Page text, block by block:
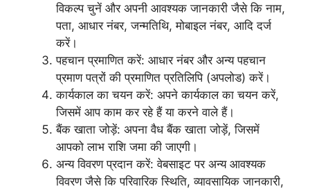
विकल्प चुनें और अपनी आवश्यक जानकारी जैसे कि नाम,
पता, आधार नंबर, जन्मतिथि, मोबाइल नंबर, आदि दर्ज
करें।
पहचान प्रमाणित करें: आधार नंबर और अन्य पहचान
प्रमाण पत्रों की प्रमाणित प्रतिलिपि (अपलोड) करें।
कार्यकाल का चयन करें: अपने कार्यकाल का चयन करें,
जिसमें आप काम कर रहे हैं या करने वाले हैं।
बैंक खाता जोड़ें: अपना वैध बैंक खाता जोड़ें, जिसमें
आपको लाभ राशि जमा की जाएगी।
अन्य विवरण प्रदान करें: वेबसाइट पर अन्य आवश्यक
विवरण जैसे कि परिवारिक स्थिति, व्यावसायिक जानकारी,